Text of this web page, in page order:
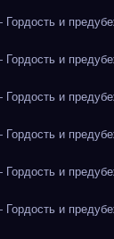
и
и
и
и
и
и